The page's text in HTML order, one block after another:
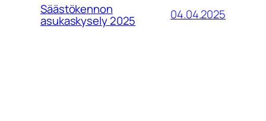
Säästökennon
asukaskysely 2025 04.04.2025